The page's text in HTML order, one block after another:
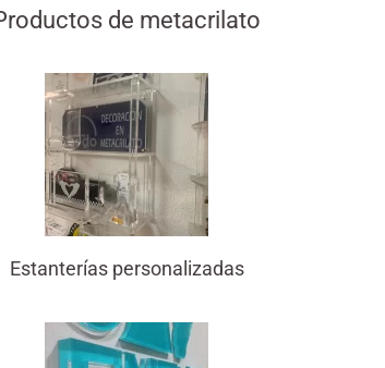
de metacrilato
Estanterías personalizadas